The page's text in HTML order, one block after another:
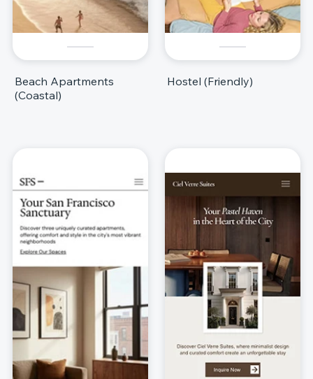
Beach Apartments
(Coastal)
Hostel (Friendly)